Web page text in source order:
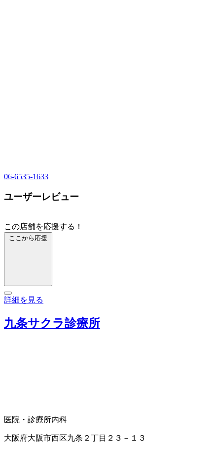
06-6535-1633
ユーザーレビュー
この店舗を応援する！
ここから応援
詳細を見る
九条サクラ診療所
医院・診療所内科
大阪府大阪市西区九条２丁目２３－１３